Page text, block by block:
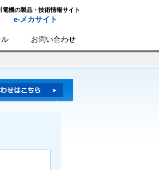
電機の製品・技術情報サイト
e-メカサイト
お問い合わせ